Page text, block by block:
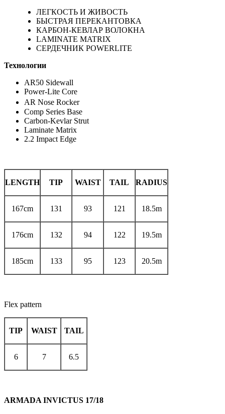
ЛЕГКОСТЬ И ЖИВОСТЬ
БЫСТРАЯ ПЕРЕКАНТОВКА
КАРБОН-КЕВЛАР ВОЛОКНА
LAMINATE MATRIX
СЕРДЕЧНИК POWERLITE
Технологии
AR50 Sidewall
Power-Lite Core
AR Nose Rocker
Comp Series Base
Carbon-Kevlar Strut
Laminate Matrix
2.2 Impact Edge
LENGTH TIP WAIST TAIL RADIUS
167cm 131 93 121 18.5m
176cm 132 94 122 19.5m
185cm 133 95 123 20.5m
Flex pattern
TIP WAIST TAIL
6 7 6.5
ARMADA INVICTUS 17/18